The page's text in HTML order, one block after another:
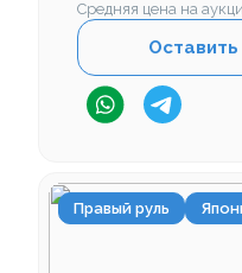
Средняя цена на
Оставить
Правый руль